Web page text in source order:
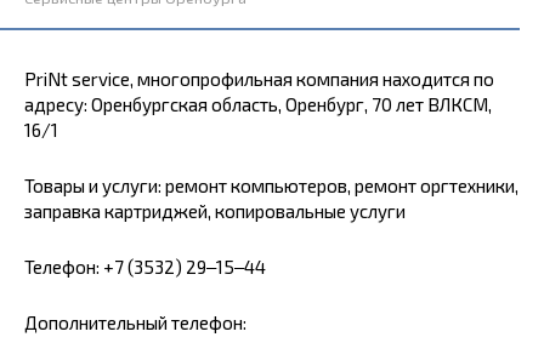
PriNt service, многопрофильная компания находится по
адресу: Оренбургская область, Оренбург, 70 лет ВЛКСМ,
16/1
Товары и услуги: ремонт компьютеров, ремонт оргтехники,
заправка картриджей, копировальные услуги
Телефон: +7 (3532) 29‒15‒44
Дополнительный телефон: